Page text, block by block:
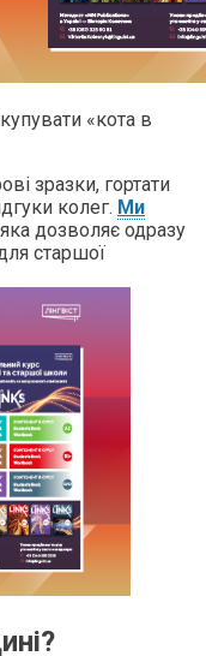
«кота в
зразки, гортати
колег. Ми
дозволяє одразу
старшої